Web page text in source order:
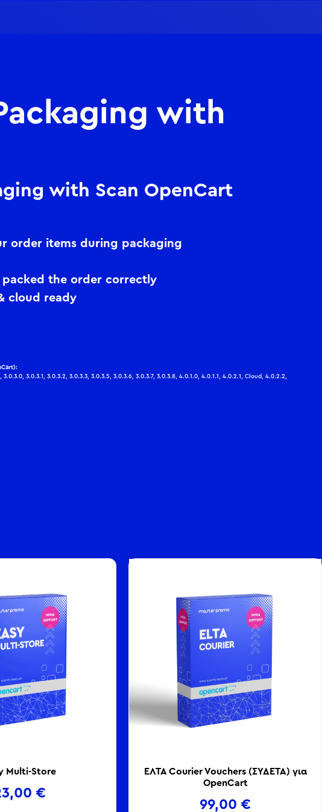
with
with Scan OpenCart
order items during packaging
packed the order correctly
cloud ready
3.0.3.0, 3.0.3.1, 3.0.3.2, 3.0.3.3, 3.0.3.5, 3.0.3.6, 3.0.3.7, 3.0.3.8, 4.0.1.0, 4.0.1.1, 4.0.2.1, Cloud, 4.0.2.2,
Multi-Store
€
ΕΛΤΑ Courier Vouchers (ΣΥΔΕΤΑ) για
OpenCart
99,00 €